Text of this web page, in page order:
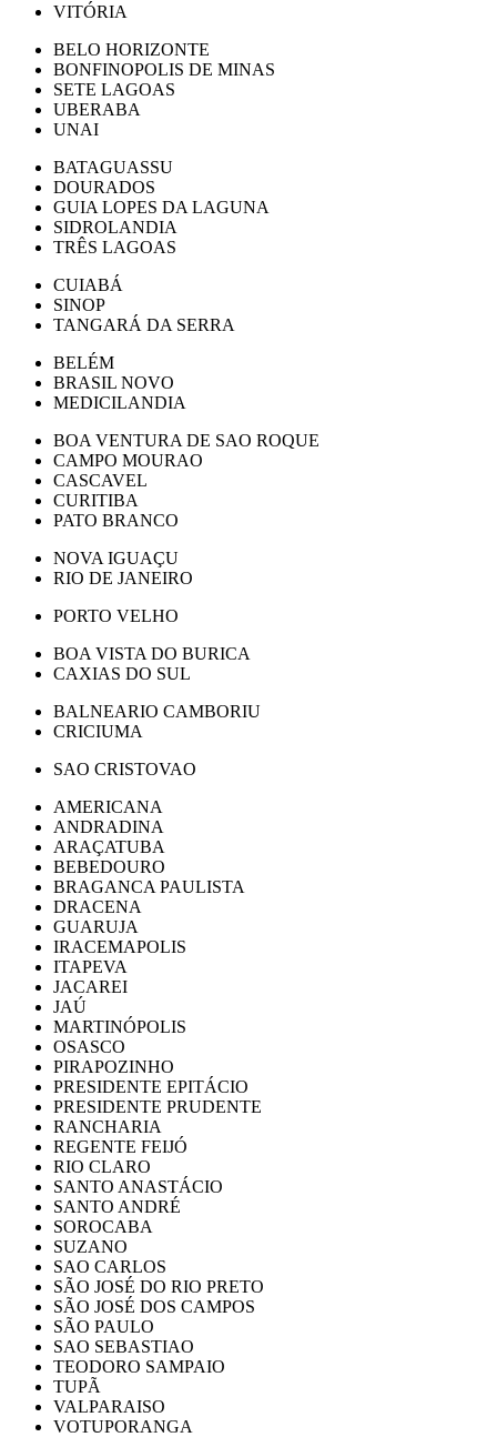
VITÓRIA
BELO HORIZONTE
BONFINOPOLIS DE MINAS
SETE LAGOAS
UBERABA
UNAI
BATAGUASSU
DOURADOS
GUIA LOPES DA LAGUNA
SIDROLANDIA
TRÊS LAGOAS
CUIABÁ
SINOP
TANGARÁ DA SERRA
BELÉM
BRASIL NOVO
MEDICILANDIA
BOA VENTURA DE SAO ROQUE
CAMPO MOURAO
CASCAVEL
CURITIBA
PATO BRANCO
NOVA IGUAÇU
RIO DE JANEIRO
PORTO VELHO
BOA VISTA DO BURICA
CAXIAS DO SUL
BALNEARIO CAMBORIU
CRICIUMA
SAO CRISTOVAO
AMERICANA
ANDRADINA
ARAÇATUBA
BEBEDOURO
BRAGANCA PAULISTA
DRACENA
GUARUJA
IRACEMAPOLIS
ITAPEVA
JACAREI
JAÚ
MARTINÓPOLIS
OSASCO
PIRAPOZINHO
PRESIDENTE EPITÁCIO
PRESIDENTE PRUDENTE
RANCHARIA
REGENTE FEIJÓ
RIO CLARO
SANTO ANASTÁCIO
SANTO ANDRÉ
SOROCABA
SUZANO
SAO CARLOS
SÃO JOSÉ DO RIO PRETO
SÃO JOSÉ DOS CAMPOS
SÃO PAULO
SAO SEBASTIAO
TEODORO SAMPAIO
TUPÃ
VALPARAISO
VOTUPORANGA